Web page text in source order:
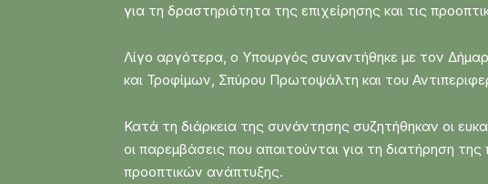
για τη δραστηριότητα της επιχείρησης και τις
Λίγο αργότερα, ο Υπουργός συναντήθηκε με τον
και Τροφίμων, Σπύρου Πρωτοψάλτη και του
Κατά τη διάρκεια της συνάντησης συζητήθηκαν οι
οι παρεμβάσεις που απαιτούνται για τη διατήρηση
προοπτικών ανάπτυξης.